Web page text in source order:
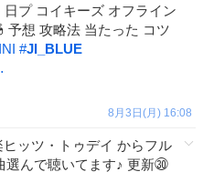
プ コイキーズ オフライン
予想 攻略法 当たった コツ
#JI_BLUE
8月3日(月) 16:08
ッツ・トゥデイ からフル
選んで聴いてます♪ 更新㉚